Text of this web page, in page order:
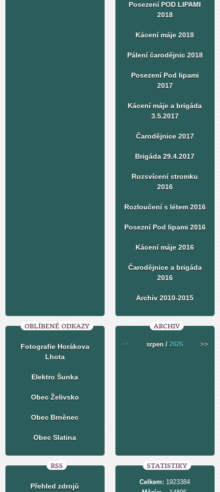
Posezení POD LIPAMI
2018
Kácení máje 2018
Pálení čarodějnic 2018
Posezení Pod lipami
2017
Kácení máje a brigáda
3.5.2017
Čarodějnice 2017
Brigáda 29.4.2017
Rozsvícení stromku
2016
Rozloučení s létem 2016
Posezní Pod lipami 2016
Kácení máje 2016
Čarodějnice a brigáda
2016
Archiv 2010-2015
OBLÍBENÉ ODKAZY
Fotografie Horákova
Lhota
Elektro Šunka
Obec Želivsko
Obec Brněnec
Obec Slatina
ARCHIV
<< srpen /2026 >>
RSS
Přehled zdrojů
STATISTIKY
Celkem: 1923384